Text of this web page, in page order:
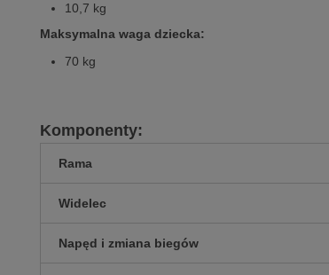
10,7 kg
Maksymalna waga dziecka:
70 kg
Komponenty:
Rama
Widelec
Napęd i zmiana biegów